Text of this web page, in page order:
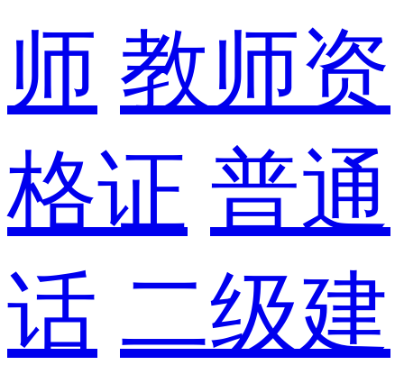
师 教师资
格证 普通
话 二级建